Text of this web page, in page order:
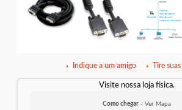
Indique a um amigo Tire
Visite nossa loja física.
Como chegar - Ver Mapa